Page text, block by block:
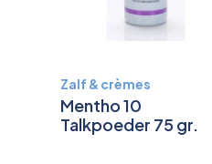
Zalf & crèmes
Mentho 10
Talkpoeder 75 gr.